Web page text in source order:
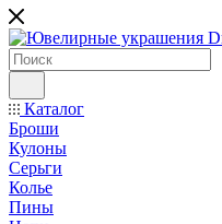
Каталог
Броши
Кулоны
Серьги
Колье
Пины